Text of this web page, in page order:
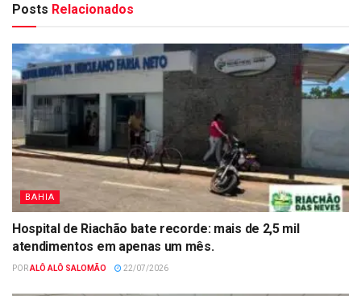
Posts Relacionados
BAHIA
Hospital de Riachão bate recorde: mais de 2,5 mil
atendimentos em apenas um mês.
PORALÔ ALÔ SALOMÃO 22/07/2026